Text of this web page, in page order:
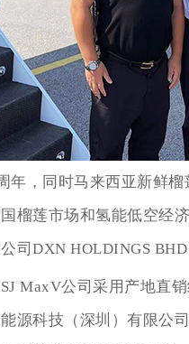
年，同时马来西亚新鲜
榴莲市场和氢能低空经
司DXN HOLDINGS BHD
MaxV公司采用产地直
源科技（深圳）有限公